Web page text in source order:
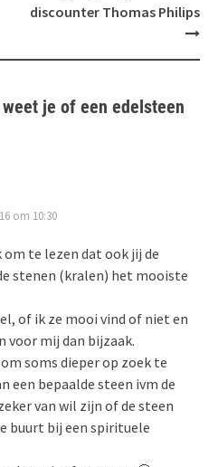
discounter Thomas Philips
weet je of een edelsteen
om 10:30
om te lezen dat ook jij de
stenen (kralen) het mooiste
of ik ze mooi vind of niet en
voor mij dan bijzaak.
soms dieper op zoek te
een bepaalde steen ivm de
van wil zijn of de steen
buurt bij een spirituele